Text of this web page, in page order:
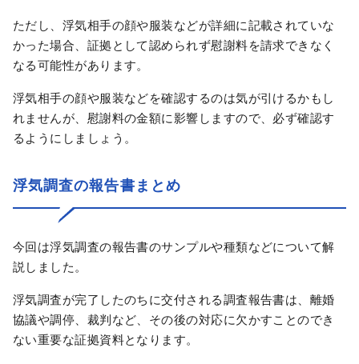
ただし、浮気相手の顔や服装などが詳細に記載されていな
かった場合、証拠として認められず慰謝料を請求できなく
なる可能性があります。
浮気相手の顔や服装などを確認するのは気が引けるかもし
れませんが、慰謝料の金額に影響しますので、必ず確認す
るようにしましょう。
浮気調査の報告書まとめ
今回は浮気調査の報告書のサンプルや種類などについて解
説しました。
浮気調査が完了したのちに交付される調査報告書は、離婚
協議や調停、裁判など、その後の対応に欠かすことのでき
ない重要な証拠資料となります。